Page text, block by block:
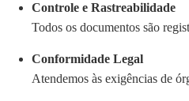
Controle e Rastreabilidade
Todos os documentos são
Conformidade Legal
Atendemos às exigências de